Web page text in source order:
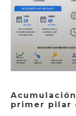
primer pilar